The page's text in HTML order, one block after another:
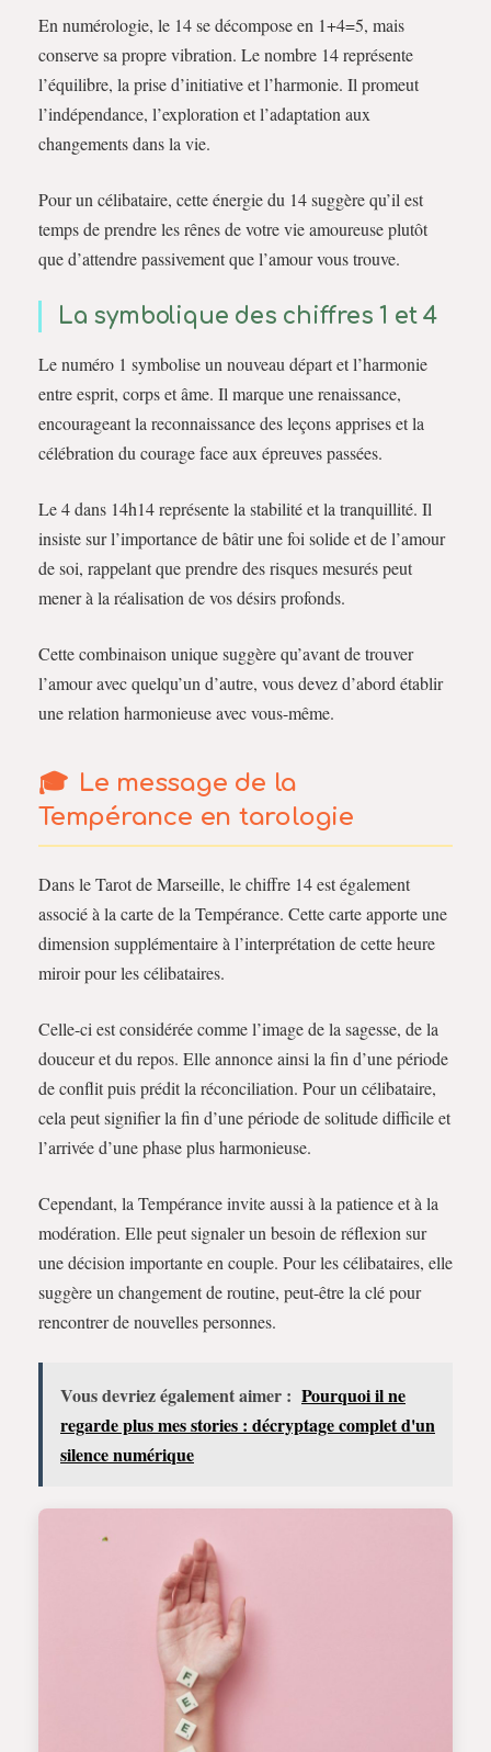
En numérologie, le 14 se décompose en 1+4=5, mais
conserve sa propre vibration. Le nombre 14 représente
l’équilibre, la prise d’initiative et l’harmonie. Il promeut
l’indépendance, l’exploration et l’adaptation aux
changements dans la vie.
Pour un célibataire, cette énergie du 14 suggère qu’il est
temps de prendre les rênes de votre vie amoureuse plutôt
que d’attendre passivement que l’amour vous trouve.
La symbolique des chiffres 1 et 4
Le numéro 1 symbolise un nouveau départ et l’harmonie
entre esprit, corps et âme. Il marque une renaissance,
encourageant la reconnaissance des leçons apprises et la
célébration du courage face aux épreuves passées.
Le 4 dans 14h14 représente la stabilité et la tranquillité. Il
insiste sur l’importance de bâtir une foi solide et de l’amour
de soi, rappelant que prendre des risques mesurés peut
mener à la réalisation de vos désirs profonds.
Cette combinaison unique suggère qu’avant de trouver
l’amour avec quelqu’un d’autre, vous devez d’abord établir
une relation harmonieuse avec vous-même.
Le message de la
Tempérance en tarologie
Dans le Tarot de Marseille, le chiffre 14 est également
associé à la carte de la Tempérance. Cette carte apporte une
dimension supplémentaire à l’interprétation de cette heure
miroir pour les célibataires.
Celle-ci est considérée comme l’image de la sagesse, de la
douceur et du repos. Elle annonce ainsi la fin d’une période
de conflit puis prédit la réconciliation. Pour un célibataire,
cela peut signifier la fin d’une période de solitude difficile et
l’arrivée d’une phase plus harmonieuse.
Cependant, la Tempérance invite aussi à la patience et à la
modération. Elle peut signaler un besoin de réflexion sur
une décision importante en couple. Pour les célibataires, elle
suggère un changement de routine, peut-être la clé pour
rencontrer de nouvelles personnes.
Vous devriez également aimer : Pourquoi il ne
regarde plus mes stories : décryptage complet d'un
silence numérique